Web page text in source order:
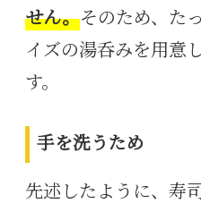
せん。そのため、た
イズの湯呑みを用意
す。
手を洗うため
先述したように、寿